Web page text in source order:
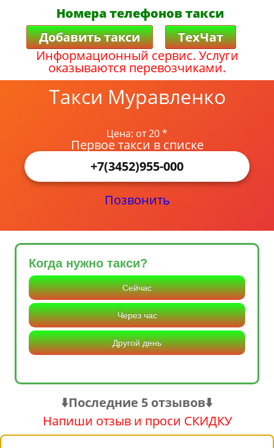
Номера телефонов такси
Добавить такси
ТехЧат
Информационный сервис. Услуги
оказываются перевозчиками.
Такси Муравленко
Цена: от 20 *
Первое такси в списке
+7(3452)955-000
Позвонить
Когда нужно такси?
Сейчас
Через час
Другой день
⬇️Последние 5 отзывов⬇️
Напиши отзыв и проси СКИДКУ